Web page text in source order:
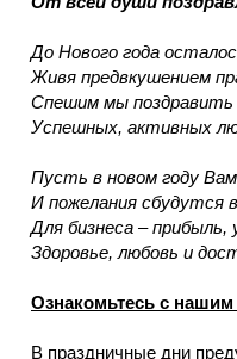
До Нового года
Живя предвкушением
Спешим мы поздравить
Успешных, активных
Пусть в новом году
И пожелания сбудутся
Для бизнеса – прибыль,
Здоровье, любовь и
Ознакомьтесь с
В праздничные дни